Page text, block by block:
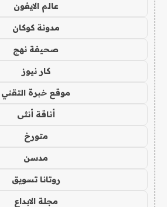
عالم الايفون
مدونة كوكان
صحيفة نهج
كار نيوز
موقع خبرة التقني
أناقة أنثى
متورخ
مدسن
روتانا تسويق
مجلة الابداع